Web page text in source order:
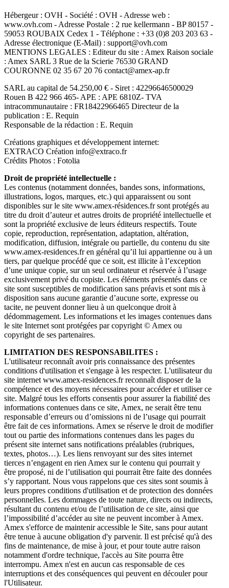
Hébergeur : OVH - Société : OVH - Adresse web :
www.ovh.com - Adresse Postale : 2 rue kellermann - BP 80157 -
59053 ROUBAIX Cedex 1 - Téléphone : +33 (0)8 203 203 63 -
Adresse électronique (E-Mail) : support@ovh.com
MENTIONS LEGALES : Editeur du site : Amex Raison sociale
: Amex SARL 3 Rue de la Scierie 76530 GRAND
COURONNE 02 35 67 20 76 contact@amex-ap.fr
SARL au capital de 54.250,00 € - Siret : 42296646500029
Rouen B 422 966 465- APE : APE 6810Z- TVA
intracommunautaire : FR18422966465 Directeur de la
publication : E. Requin
Responsable de la rédaction : E. Requin
Créations graphiques et développement internet:
EXTRACO Création info@extraco.fr
Crédits Photos : Fotolia
Droit de propriété intellectuelle :
Les contenus (notamment données, bandes sons, informations,
illustrations, logos, marques, etc.) qui apparaissent ou sont
disponibles sur le site www.amex-résidences.fr sont protégés au
titre du droit d’auteur et autres droits de propriété intellectuelle et
sont la propriété exclusive de leurs éditeurs respectifs. Toute
copie, reproduction, représentation, adaptation, altération,
modification, diffusion, intégrale ou partielle, du contenu du site
www.amex-residences.fr en général qu’il lui appartienne ou à un
tiers, par quelque procédé que ce soit, est illicite à l’exception
d’une unique copie, sur un seul ordinateur et réservée à l’usage
exclusivement privé du copiste. Les éléments présentés dans ce
site sont susceptibles de modification sans préavis et sont mis à
disposition sans aucune garantie d’aucune sorte, expresse ou
tacite, ne peuvent donner lieu à un quelconque droit à
dédommagement. Les informations et les images contenues dans
le site Internet sont protégées par copyright © Amex ou
copyright de ses partenaires.
LIMITATION DES RESPONSABILITES :
L'utilisateur reconnaît avoir pris connaissance des présentes
conditions d'utilisation et s'engage à les respecter. L'utilisateur du
site internet www.amex-residences.fr reconnaît disposer de la
compétence et des moyens nécessaires pour accéder et utiliser ce
site. Malgré tous les efforts consentis pour assurer la fiabilité des
informations contenues dans ce site, Amex, ne serait être tenu
responsable d’erreurs ou d’omissions ni de l’usage qui pourrait
être fait de ces informations. Amex se réserve le droit de modifier
tout ou partie des informations contenues dans les pages du
présent site internet sans notifications préalables (rubriques,
textes, photos…). Les liens renvoyant sur des sites internet
tierces n’engagent en rien Amex sur le contenu qui pourrait y
être proposé, ni de l’utilisation qui pourrait être faite des données
s’y rapportant. Nous vous rappelons que ces sites sont soumis à
leurs propres conditions d'utilisation et de protection des données
personnelles. Les dommages de toute nature, directs ou indirects,
résultant du contenu et/ou de l’utilisation de ce site, ainsi que
l’impossibilité d’accéder au site ne peuvent incomber à Amex.
Amex s'efforce de maintenir accessible le Site, sans pour autant
être tenue à aucune obligation d'y parvenir. Il est précisé qu'à des
fins de maintenance, de mise à jour, et pour toute autre raison
notamment d'ordre technique, l'accès au Site pourra être
interrompu. Amex n'est en aucun cas responsable de ces
interruptions et des conséquences qui peuvent en découler pour
l'Utilisateur.